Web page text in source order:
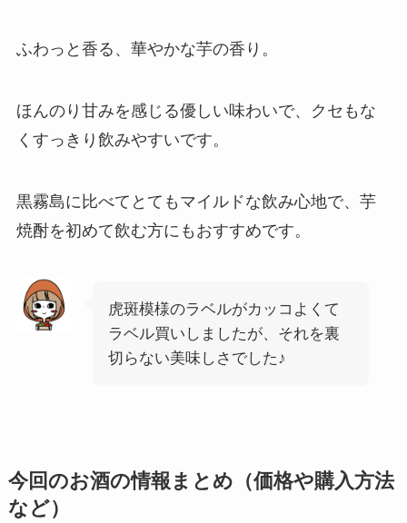
ふわっと香る、華やかな芋の香り。
ほんのり甘みを感じる優しい味わいで、クセもな
くすっきり飲みやすいです。
黒霧島に比べてとてもマイルドな飲み心地で、芋
焼酎を初めて飲む方にもおすすめです。
虎斑模様のラベルがカッコよくて
ラベル買いしましたが、それを裏
切らない美味しさでした♪
今回のお酒の情報まとめ（価格や購入方法
など）